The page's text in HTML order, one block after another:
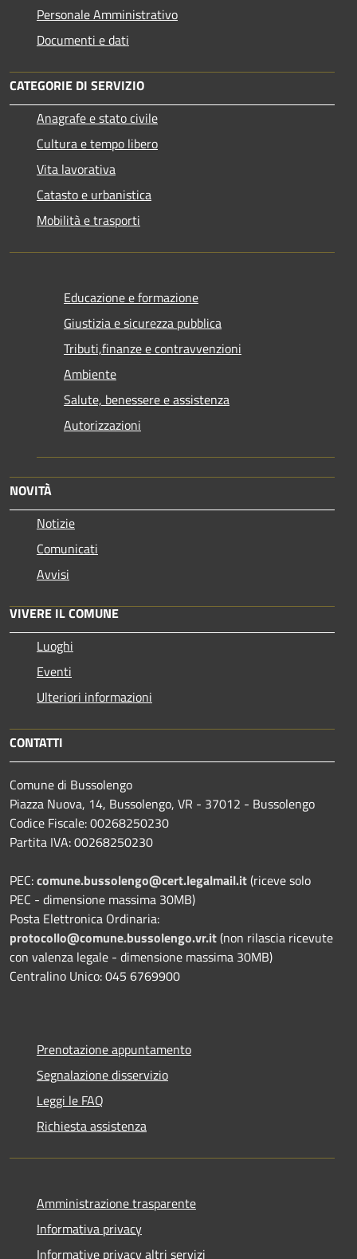
Personale Amministrativo
Documenti e dati
CATEGORIE DI SERVIZIO
Anagrafe e stato civile
Cultura e tempo libero
Vita lavorativa
Catasto e urbanistica
Mobilità e trasporti
Educazione e formazione
Giustizia e sicurezza pubblica
Tributi,finanze e contravvenzioni
Ambiente
Salute, benessere e assistenza
Autorizzazioni
NOVITÀ
Notizie
Comunicati
Avvisi
VIVERE IL COMUNE
Luoghi
Eventi
Ulteriori informazioni
CONTATTI
Comune di Bussolengo
Piazza Nuova, 14, Bussolengo, VR - 37012 - Bussolengo
Codice Fiscale: 00268250230
Partita IVA: 00268250230
PEC:comune.bussolengo@cert.legalmail.it(riceve solo
PEC - dimensione massima 30MB)
Posta Elettronica Ordinaria:
protocollo@comune.bussolengo.vr.it(non rilascia ricevute
con valenza legale - dimensione massima 30MB)
Centralino Unico: 045 6769900
Prenotazione appuntamento
Segnalazione disservizio
Leggi le FAQ
Richiesta assistenza
Amministrazione trasparente
Informativa privacy
Informative privacy altri servizi